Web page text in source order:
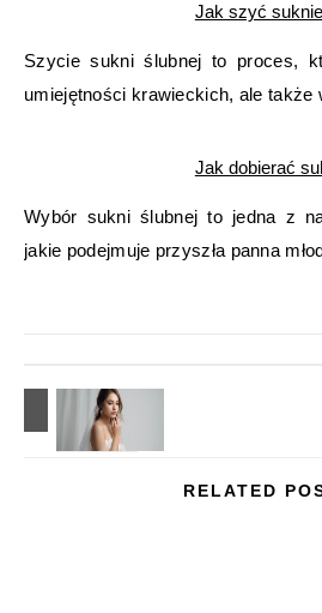
Jak szyć
Szycie sukni ślubnej to proces,
umiejętności krawieckich, ale
Jak dobierać
Wybór sukni ślubnej to jedna z
jakie podejmuje przyszła panna
RELATED